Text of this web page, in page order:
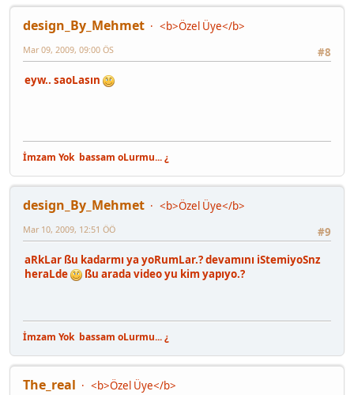
design_By_Mehmet
<b>Özel Üye</b>
#8
Mar 09, 2009, 09:00 ÖS
eyw.. saoLasın
İmzam Yok bassam oLurmu... ¿
design_By_Mehmet
<b>Özel Üye</b>
#9
Mar 10, 2009, 12:51 ÖÖ
aRkLar ßu kadarmı ya yoRumLar.? devamını iStemiyoSnz
heraLde
ßu arada video yu kim yapıyo.?
İmzam Yok bassam oLurmu... ¿
The_real
<b>Özel Üye</b>